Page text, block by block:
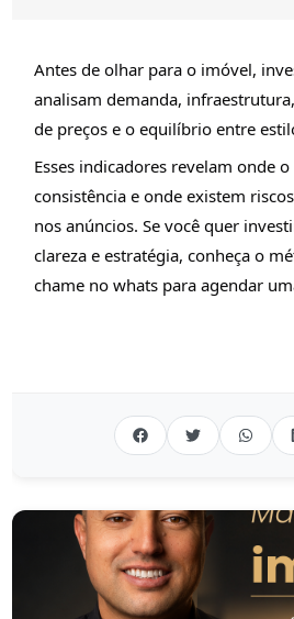
Antes de olhar para o imóvel,
analisam demanda,
de preços e o equilíbrio entre
Esses indicadores revelam onde
consistência e onde existem
nos anúncios. Se você quer
clareza e estratégia, conheça o
chame no whats para agendar